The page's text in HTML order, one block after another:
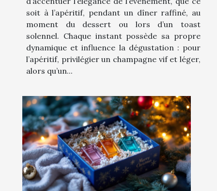
soit à l’apéritif, pendant un dîner raffiné, au
moment du dessert ou lors d’un toast
solennel. Chaque instant possède sa propre
dynamique et influence la dégustation : pour
l’apéritif, privilégier un champagne vif et léger,
alors qu’un...